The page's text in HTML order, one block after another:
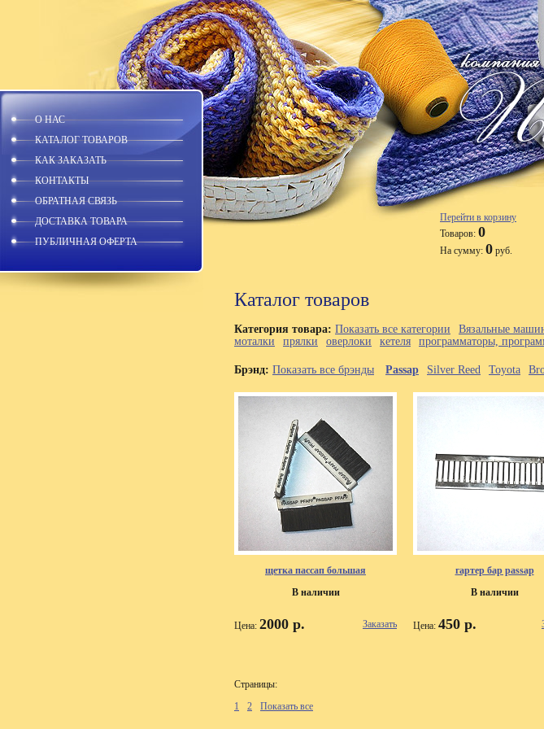
О НАС
КАТАЛОГ ТОВАРОВ
КАК ЗАКАЗАТЬ
КОНТАКТЫ
ОБРАТНАЯ СВЯЗЬ
ДОСТАВКА ТОВАРА
ПУБЛИЧНАЯ ОФЕРТА
Перейти в корзину
Товаров: 0
На сумму: 0 руб.
Каталог товаров
Категория товара: Показать все категории Вязальные
моталки
прялки оверлоки кетеля программаторы,
Брэнд: Показать все брэнды Passap Silver Reed Toyota
щетка пассап большая
В наличии
Цена: 2000 р. Заказать
гартер бар passap
В наличии
Цена: 450 р.
Страницы:
1
2 Показать все